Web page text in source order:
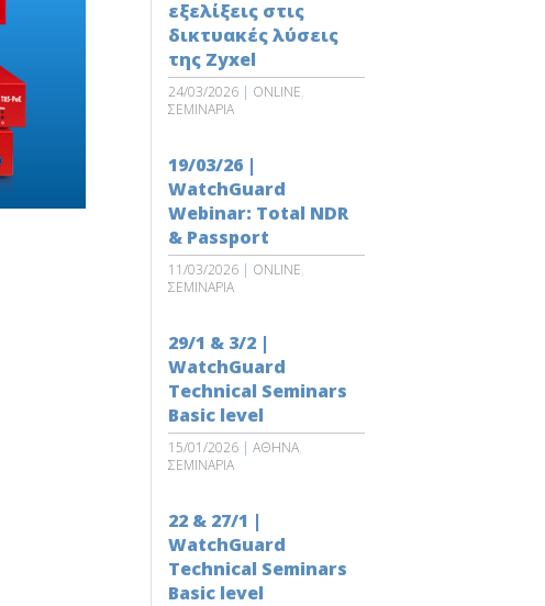
εξελίξεις στις
δικτυακές λύσεις
της Zyxel
24/03/2026 | ONLINE,
ΣΕΜΙΝΑΡΙΑ
19/03/26 |
WatchGuard
Webinar: Total NDR
& Passport
11/03/2026 | ONLINE,
ΣΕΜΙΝΑΡΙΑ
29/1 & 3/2 |
WatchGuard
Technical Seminars
Basic level
15/01/2026 |ΑΘΗΝΑ,
ΣΕΜΙΝΑΡΙΑ
22 & 27/1 |
WatchGuard
Technical Seminars
Basic level